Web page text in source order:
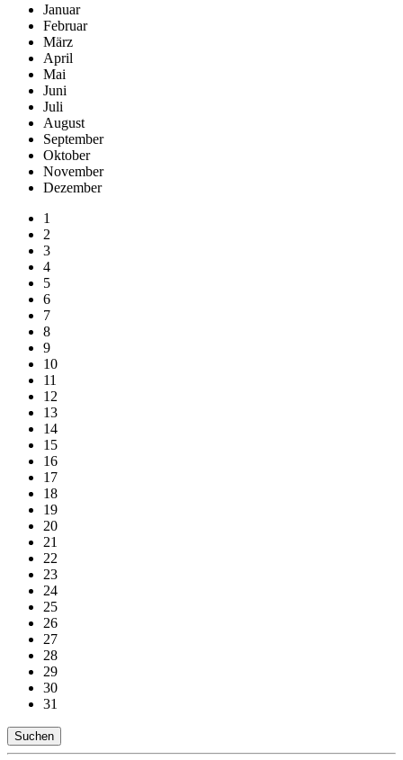
Januar
Februar
März
April
Mai
Juni
Juli
August
September
Oktober
November
Dezember
1
2
3
4
5
6
7
8
9
10
11
12
13
14
15
16
17
18
19
20
21
22
23
24
25
26
27
28
29
30
31
Suchen